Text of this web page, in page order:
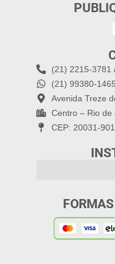
(21) 2215-3781
(21) 99380-1465
Avenida Treze
Centro – Rio de
CEP: 20031-901